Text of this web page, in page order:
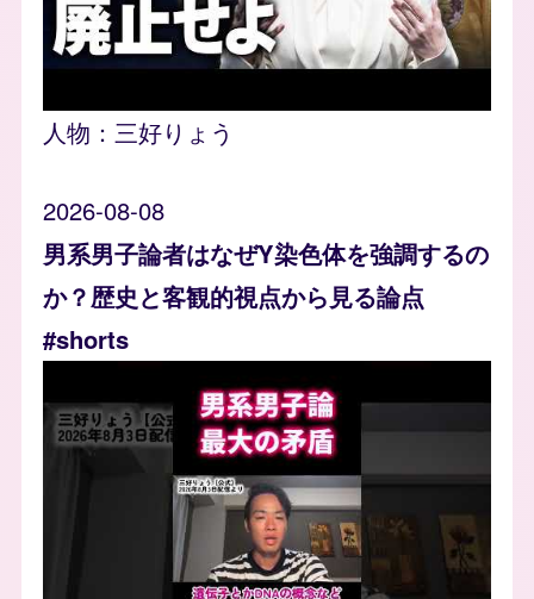
人物： 三好りょう
2026-08-08
男系男子論者はなぜY染色体を強調するの
か？歴史と客観的視点から見る論点
#shorts